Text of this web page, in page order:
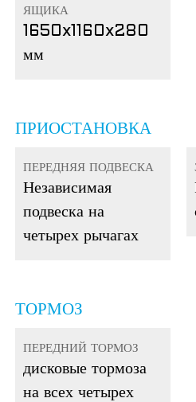
ЯЩИКА
1650x1160x280
мм
ПРИОСТАНОВКА
ПЕРЕДНЯЯ ПОДВЕСКА
Независимая
подвеска на
четырех рычагах
ТОРМОЗ
ПЕРЕДНИЙ ТОРМОЗ
дисковые тормоза
на всех четырех